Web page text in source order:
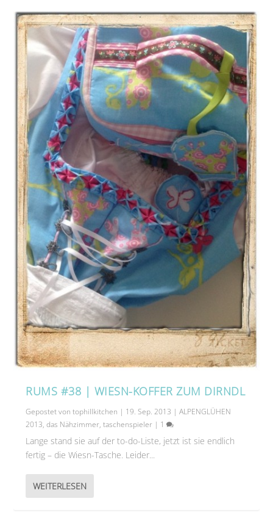
RUMS #38 | WIESN-KOFFER ZUM DIRNDL
Gepostet vontophillkitchen | 19. Sep. 2013 |ALPENGLÜHEN
2013,das Nähzimmer,taschenspieler | 1
Lange stand sie auf der to-do-Liste, jetzt ist sie endlich
fertig – die Wiesn-Tasche. Leider...
WEITERLESEN